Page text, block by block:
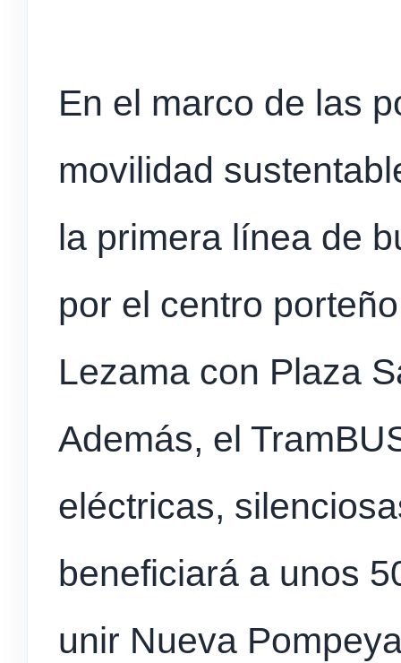
En el marco de las
movilidad
la primera línea de
por el centro
Lezama con Plaza
Además, el
eléctricas,
beneficiará a unos
unir Nueva